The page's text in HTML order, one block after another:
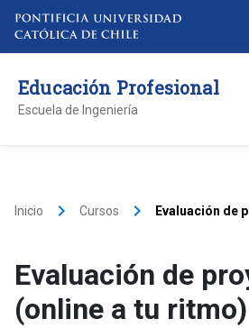
Educación Profesional
Escuela de Ingeniería
Inicio keyboard_arrow_right Cursos keyboard_arrow_right
Evaluación de
Evaluación de
(online a tu ritmo)